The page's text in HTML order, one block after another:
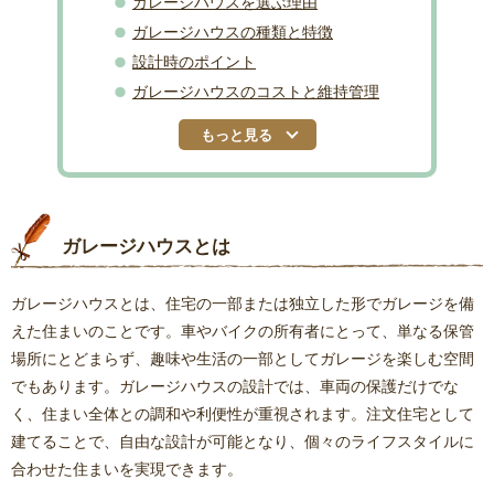
ガレージハウスの種類と特徴
設計時のポイント
ガレージハウスのコストと維持管理
もっと見る
ガレージハウスとは
ガレージハウスとは、住宅の一部または独立した形でガレージを備
えた住まいのことです。車やバイクの所有者にとって、単なる保管
場所にとどまらず、趣味や生活の一部としてガレージを楽しむ空間
でもあります。ガレージハウスの設計では、車両の保護だけでな
く、住まい全体との調和や利便性が重視されます。注文住宅として
建てることで、自由な設計が可能となり、個々のライフスタイルに
合わせた住まいを実現できます。